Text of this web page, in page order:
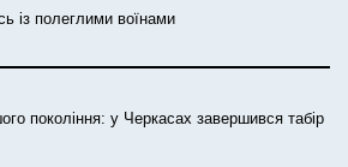
із полеглими воїнами
покоління: у Черкасах завершився табір